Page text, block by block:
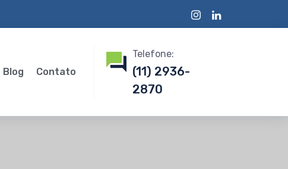
Blog Contato
Telefone:
(11) 2936-
2870